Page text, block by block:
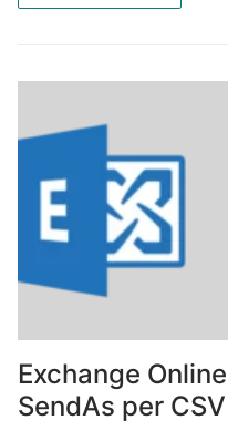
Exchange
SendAs per CSV